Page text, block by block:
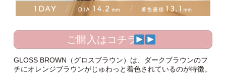
ご購入はコチラ
GLOSS BROWN（グロスブラウン）は、ダークブラウンのフ
チにオレンジブラウンがじゅわっと着色されているのが特徴。